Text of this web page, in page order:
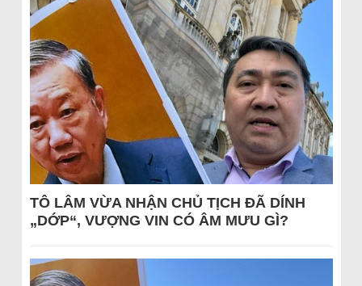
TÔ LÂM VỪA NHẬN CHỦ TỊCH ĐÃ DÍNH
„DỚP“, VƯỢNG VIN CÓ ÂM MƯU GÌ?